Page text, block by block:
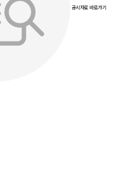
공시자료 바로가기